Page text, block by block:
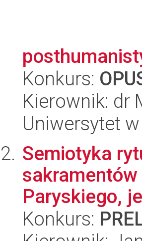
Konkurs:
Kierownik: dr
Uniwersytet
Semiotyka
Paryskiego,
Konkurs: